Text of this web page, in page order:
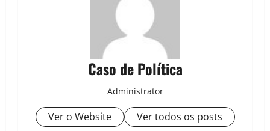
Caso de Política
Administrator
Ver o Website Ver todos os posts